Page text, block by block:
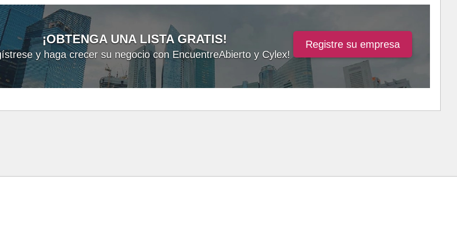
¡OBTENGA UNA LISTA GRATIS!
y haga crecer su negocio con EncuentreAbierto y Cylex!
Registre su empresa